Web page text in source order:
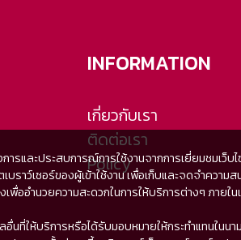
INFORMATION
เกี่ยวกับเรา
ติดต่อเรา
Policy
และประสบการณ์การใช้งานจากการเยี่ยมชมเว็บ
บราว์เซอร์ของผู้เข้าใช้งาน เพื่อเก็บและจดจำค
ำนวยความสะดวกในการให้บริการต่างๆ ภายใน
อื่นที่ให้บริการหรือได้รับมอบหมายให้กระทำแทนใ